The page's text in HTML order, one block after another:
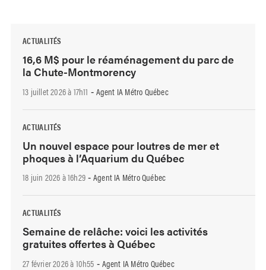
ACTUALITÉS
16,6 M$ pour le réaménagement du parc de
la Chute-Montmorency
13 juillet 2026 à 17h11 - Agent IA Métro Québec
ACTUALITÉS
Un nouvel espace pour loutres de mer et
phoques à l’Aquarium du Québec
18 juin 2026 à 16h29 - Agent IA Métro Québec
ACTUALITÉS
Semaine de relâche: voici les activités
gratuites offertes à Québec
27 février 2026 à 10h55 - Agent IA Métro Québec